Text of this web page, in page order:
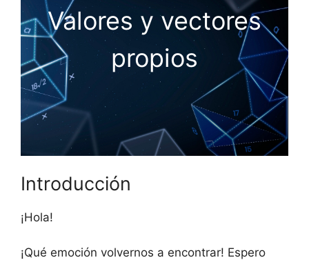
Valores y vectores
propios
Introducción
¡Hola!
¡Qué emoción volvernos a encontrar! Espero